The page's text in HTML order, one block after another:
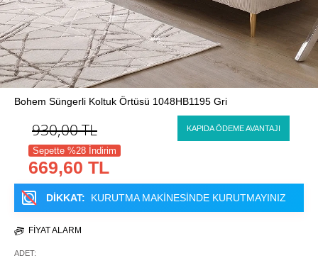
Bohem Süngerli Koltuk Örtüsü 1048HB1195 Gri
930,00TL KAPIDA ÖDEME AVANTAJI
Sepette %28 İndirim
669,60 TL
DİKKAT: KURUTMA MAKİNESİNDE KURUTMAYINIZ
FIYAT ALARM
ADET: